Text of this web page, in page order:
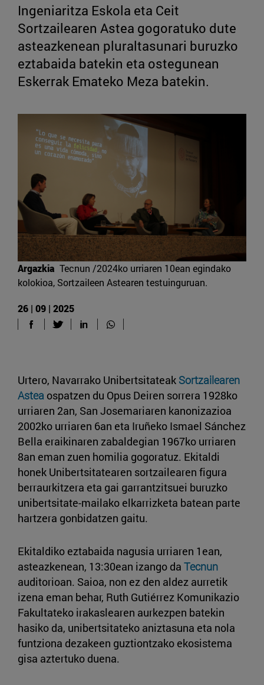
Ingeniaritza Eskola eta Ceit
Sortzailearen Astea gogoratuko dute
asteazkenean pluraltasunari buruzko
eztabaida batekin eta ostegunean
Eskerrak Emateko Meza batekin.
Argazkia Tecnun /2024ko urriaren 10ean egindako
kolokioa, Sortzaileen Astearen testuinguruan.
26 | 09 | 2025
Urtero, Navarrako Unibertsitateak Sortzailearen
Astea ospatzen du Opus Deiren sorrera 1928ko
urriaren 2an, San Josemariaren kanonizazioa
2002ko urriaren 6an eta Iruñeko Ismael Sánchez
Bella eraikinaren zabaldegian 1967ko urriaren
8an eman zuen homilia gogoratuz. Ekitaldi
honek Unibertsitatearen sortzailearen figura
berraurkitzera eta gai garrantzitsuei buruzko
unibertsitate-mailako elkarrizketa batean parte
hartzera gonbidatzen gaitu.
Ekitaldiko eztabaida nagusia urriaren 1ean,
asteazkenean, 13:30ean izango da Tecnun
auditorioan. Saioa, non ez den aldez aurretik
izena eman behar, Ruth Gutiérrez Komunikazio
Fakultateko irakaslearen aurkezpen batekin
hasiko da, unibertsitateko aniztasuna eta nola
funtziona dezakeen guztiontzako ekosistema
gisa aztertuko duena.